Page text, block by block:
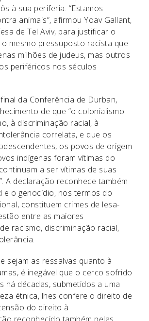
à sua periferia. “Estamos
animais”, afirmou Yoav Gallant,
de Tel Aviv, para justificar o
mesmo pressuposto racista que
milhões de judeus, mas outros
periféricos nos séculos
da Conferência de Durban,
de que “o colonialismo
à discriminação racial, à
correlata, e que os
os povos de origem
indígenas foram vítimas do
a ser vítimas de suas
A declaração reconhece também
e o genocídio, nos termos do
constituem crimes de lesa-
entre as maiores
racismo, discriminação racial,
sejam as ressalvas quanto à
é inegável que o cerco sofrido
há décadas, submetidos a uma
étnica, lhes confere o direito de
do direito à